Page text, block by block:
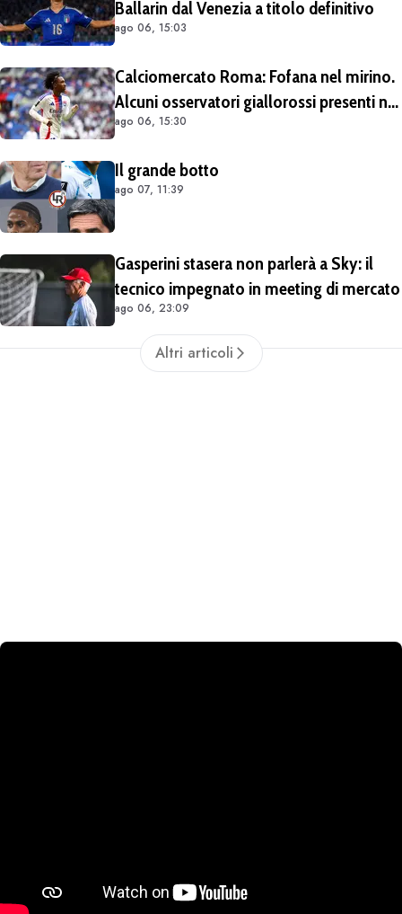
Ballarin dal Venezia a titolo definitivo
ago 06, 15:03
Calciomercato Roma: Fofana nel mirino.
Alcuni osservatori giallorossi presenti nel
match di Champions con il Lione
ago 06, 15:30
Il grande botto
ago 07, 11:39
Gasperini stasera non parlerà a Sky: il
tecnico impegnato in meeting di mercato
ago 06, 23:09
Altri articoli